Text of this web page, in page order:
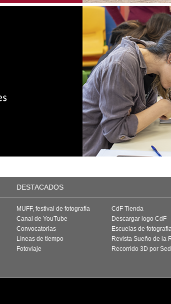
DESTACADOS
MUFF, festival de fotografía
Canal de YouTube
Convocatorias
Líneas de tiempo
Fotoviaje
CdF Tienda
Descargar logo CdF
Escuelas de
Revista Sueño de la
Recorrido 3D por